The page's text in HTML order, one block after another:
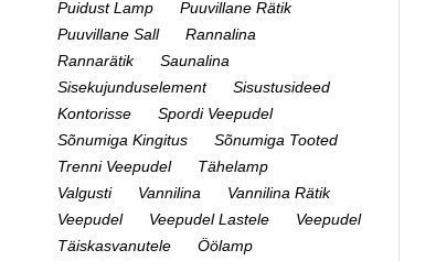
Puidust Lamp
Puuvillane Rätik
Puuvillane Sall
Rannalina
Rannarätik
Saunalina
Sisekujunduselement
Sisustusideed
Kontorisse
Spordi Veepudel
Sõnumiga Kingitus
Sõnumiga Tooted
Trenni Veepudel
Tähelamp
Valgusti
Vannilina
Vannilina Rätik
Veepudel
Veepudel Lastele
Veepudel
Täiskasvanutele
Öölamp